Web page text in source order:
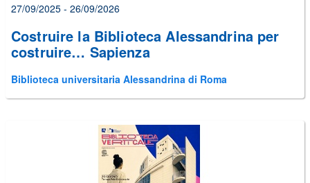
27/09/2025 - 26/09/2026
Costruire la Biblioteca Alessandrina per
costruire… Sapienza
Biblioteca universitaria Alessandrina di Roma